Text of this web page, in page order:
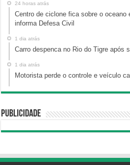
24 horas atrás
Centro de ciclone fica sobre o oceano
informa Defesa Civil
1 dia atrás
Carro despenca no Rio do Tigre após
1 dia atrás
Motorista perde o controle e veículo
Publicidade